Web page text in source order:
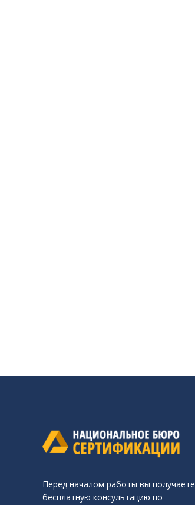
Перед началом работы вы получаете
бесплатную консультацию по